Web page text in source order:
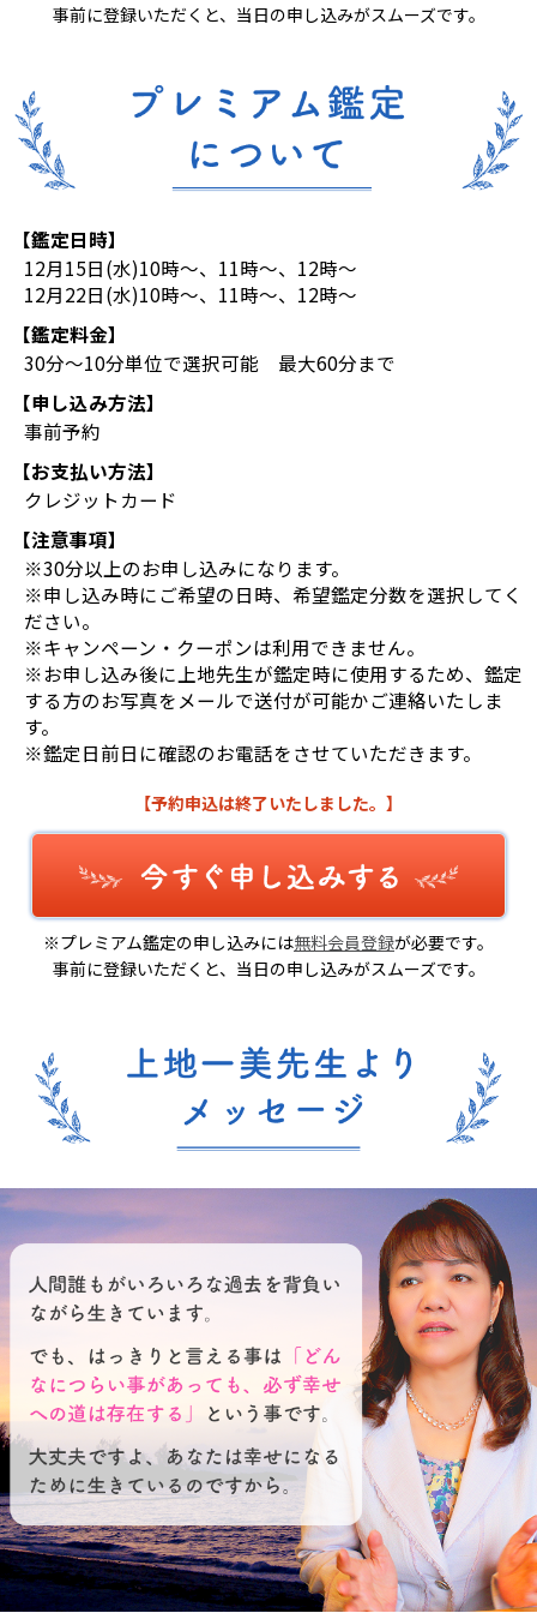
事前に登録いただくと、当日の申し込みがスムーズです。
【鑑定日時】
12月15日(水)10時～、11時～、12時～
12月22日(水)10時～、11時～、12時～
【鑑定料金】
30分～10分単位で選択可能 最大60分まで
【申し込み方法】
事前予約
【お支払い方法】
クレジットカード
【注意事項】
※30分以上のお申し込みになります。
※申し込み時にご希望の日時、希望鑑定分数を選択してく
ださい。
※キャンペーン・クーポンは利用できません。
※お申し込み後に上地先生が鑑定時に使用するため、鑑定
する方のお写真をメールで送付が可能かご連絡いたしま
す。
※鑑定日前日に確認のお電話をさせていただきます。
【予約申込は終了いたしました。】
※プレミアム鑑定の申し込みには無料会員登録が必要です。
事前に登録いただくと、当日の申し込みがスムーズです。